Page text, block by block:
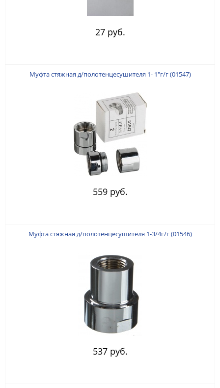
27 руб.
Муфта стяжная д/полотенцесушителя 1- 1"г/г (01547)
559 руб.
Муфта стяжная д/полотенцесушителя 1-3/4г/г (01546)
537 руб.